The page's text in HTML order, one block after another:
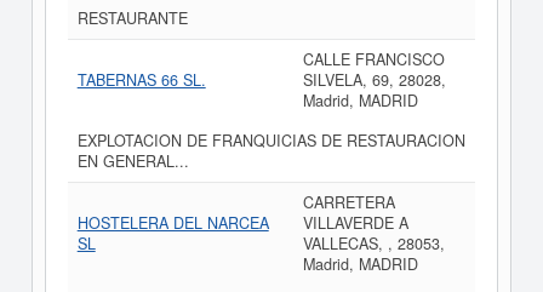
RESTAURANTE
TABERNAS 66 SL.
CALLE FRANCISCO
SILVELA, 69, 28028,
Madrid, MADRID
EXPLOTACION DE FRANQUICIAS DE RESTAURACION
EN GENERAL...
HOSTELERA DEL NARCEA
SL
CARRETERA
VILLAVERDE A
VALLECAS, , 28053,
Madrid, MADRID